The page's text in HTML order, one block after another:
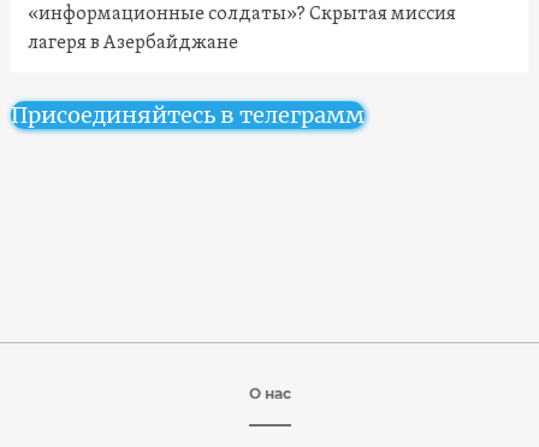
«информационные солдаты»? Скрытая миссия
лагеря в Азербайджане
Присоединяйтесь в телеграмм
О нас